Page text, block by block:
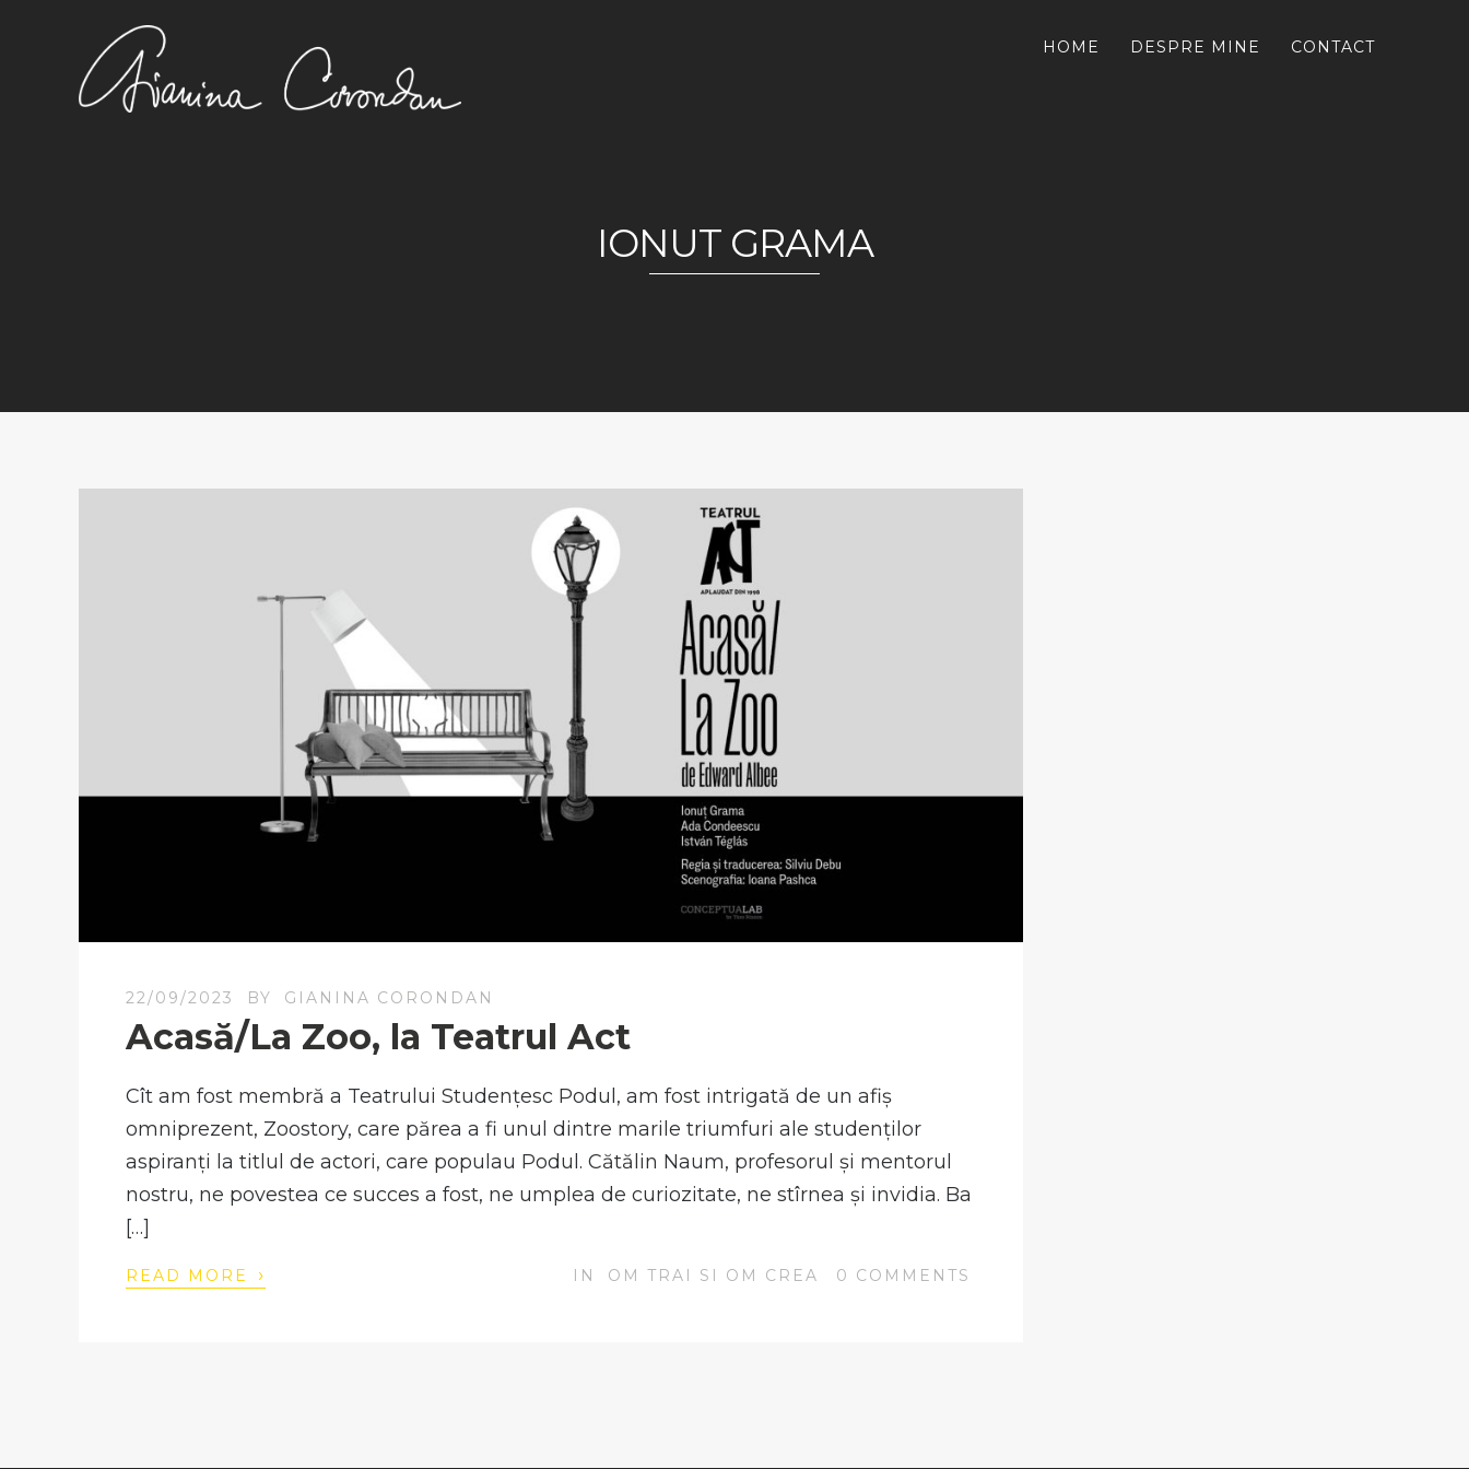
HOME DESPRE MINE CONTACT
IONUT GRAMA
22/09/2023 BY GIANINA CORONDAN
Acasă/La Zoo, la Teatrul Act
Cît am fost membră a Teatrului Studențesc Podul, am fost intrigată de un afiș
omniprezent, Zoostory, care părea a fi unul dintre marile triumfuri ale studenților
aspiranți la titlul de actori, care populau Podul. Cătălin Naum, profesorul și mentorul
nostru, ne povestea ce succes a fost, ne umplea de curiozitate, ne stîrnea și invidia. Ba
[…]
READ MORE › IN OM TRAI SI OM CREA 0 COMMENTS